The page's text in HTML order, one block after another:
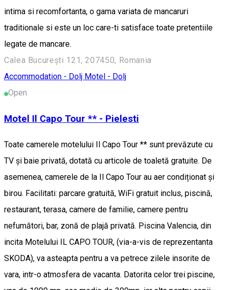
intima si recomfortanta, o gama variata de mancaruri
traditionale si este un loc care-ti satisface toate pretentiile
legate de mancare.
Calea București 121, 207450, Romania
Accommodation - Dolj Motel - Dolj
Open
Motel Il Capo Tour ** - Pielesti
Toate camerele motelului Il Capo Tour ** sunt prevăzute cu
TV și baie privată, dotată cu articole de toaletă gratuite. De
asemenea, camerele de la Il Capo Tour au aer condiționat și
birou. Facilitati: parcare gratuită, WiFi gratuit inclus, piscină,
restaurant, terasa, camere de familie, camere pentru
nefumători, bar, zonă de plajă privată. Piscina Valencia, din
incita Motelului IL CAPO TOUR, (via-a-vis de reprezentanta
SKODA), va asteapta pentru a va petrece zilele insorite de
vara, intr-o atmosfera de vacanta. Datorita celor trei piscine,